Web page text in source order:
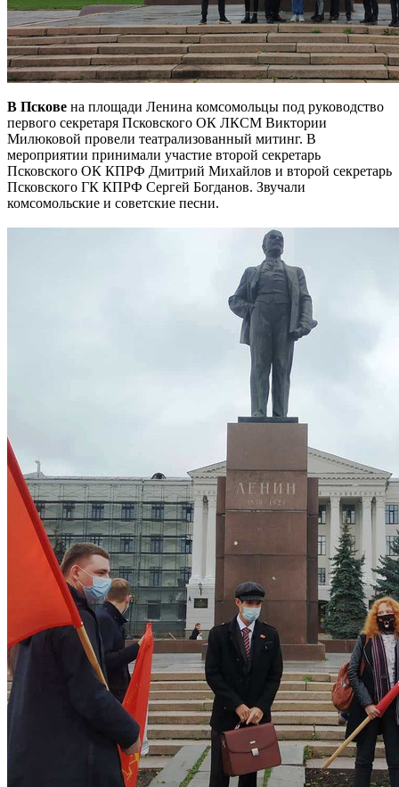
В Пскове на площади Ленина комсомольцы под руководство
первого секретаря Псковского ОК ЛКСМ Виктории
Милюковой провели театрализованный митинг. В
мероприятии принимали участие второй секретарь
Псковского ОК КПРФ Дмитрий Михайлов и второй секретарь
Псковского ГК КПРФ Сергей Богданов. Звучали
комсомольские и советские песни.